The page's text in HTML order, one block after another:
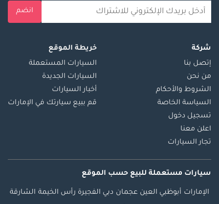
انضم
شركة
إتصل بنا
من نحن
الشروط والأحكام
السياسة الخاصة
تسجيل دخول
اعلن معنا
تجار السيارات
خريطة الموقع
السيارات المستعملة
السيارات الجديدة
أخبار السيارات
قم ببيع سيارتك في الإمارات
سيارات مستعملة للبيع حسب الموقع
الإمارات أبوظبي العين عجمان دبي الفجيرة رأس الخيمة الشارقة